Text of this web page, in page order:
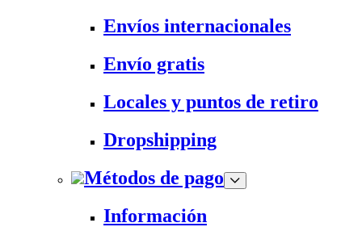
Envíos internacionales
Envío gratis
Locales y puntos de retiro
Dropshipping
Métodos de pago
Información